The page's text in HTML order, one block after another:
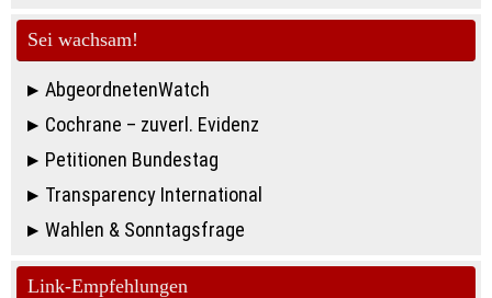
Sei wachsam!
AbgeordnetenWatch
Cochrane – zuverl. Evidenz
Petitionen Bundestag
Transparency International
Wahlen & Sonntagsfrage
Link-Empfehlungen